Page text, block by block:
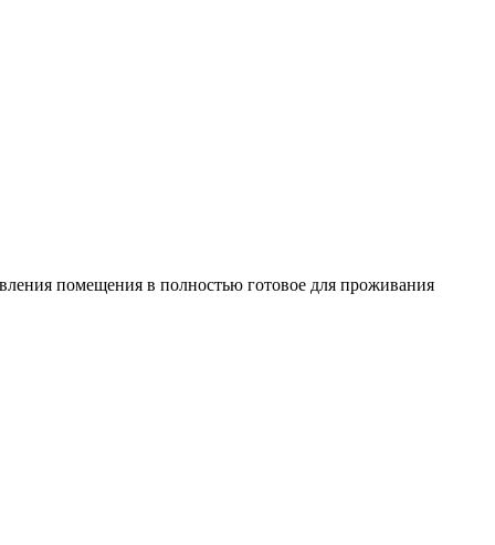
помещения в полностью готовое для проживания